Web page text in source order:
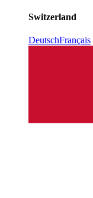
Switzerland
DeutschFrançais